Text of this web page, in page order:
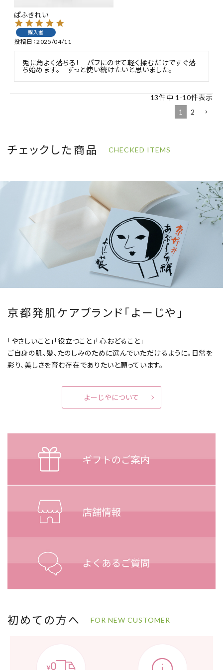
ぱふきれい
購入者
投稿日 2025/04/11
兎に角よく落ちる！　パフにのせて軽く揉むだけですぐ落
ち始めます。　ずっと使い続けたいと思いました。
13件中 1 -10件表示
1
2
チェックした商品 CHECKED ITEMS
京都発肌ケアブランド「よーじや」
「やさしいこと」「役立つこと」「心おどること」
ご自身の肌、髪、たのしみのために選んでいただけるように。 日常を
彩り、美しさを育む存在でありたいと願っています。
よーじやについて
初めての方へ FOR NEW CUSTOMER